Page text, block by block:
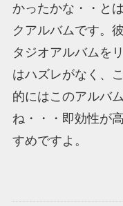
かったかな・・と
クアルバムです。
タジオアルバムを
はハズレがなく、
的にはこのアルバ
ね・・・即効性が
すめですよ。